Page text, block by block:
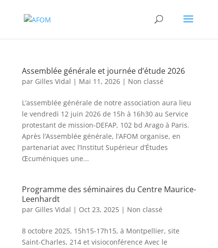
Assemblée générale et journée d’étude 2026
par Gilles Vidal | Mai 11, 2026| Non classé
L’assemblée générale de notre association aura lieu
le vendredi 12 juin 2026 de 15h à 16h30 au Service
protestant de mission-DEFAP, 102 bd Arago à Paris.
Après l’Assemblée générale, l’AFOM organise, en
partenariat avec l’Institut Supérieur d’Études
Œcuméniques une...
Programme des séminaires du Centre Maurice-
Leenhardt
par Gilles Vidal | Oct 23, 2025| Non classé
8 octobre 2025, 15h15-17h15, à Montpellier, site
Saint-Charles, 214 et visioconférence Avec le